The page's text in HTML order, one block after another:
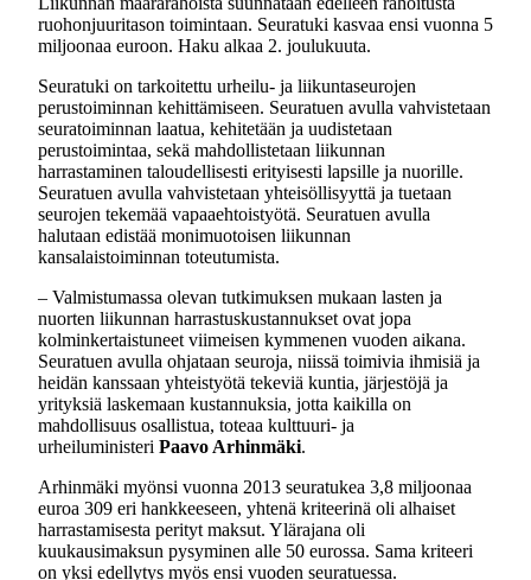
ruohonjuuritason toimintaan. Seuratuki kasvaa ensi vuonna 5
miljoonaa euroon. Haku alkaa 2. joulukuuta.
Seuratuki on tarkoitettu urheilu- ja liikuntaseurojen
perustoiminnan kehittämiseen. Seuratuen avulla vahvistetaan
seuratoiminnan laatua, kehitetään ja uudistetaan
perustoimintaa, sekä mahdollistetaan liikunnan
harrastaminen taloudellisesti erityisesti lapsille ja nuorille.
Seuratuen avulla vahvistetaan yhteisöllisyyttä ja tuetaan
seurojen tekemää vapaaehtoistyötä. Seuratuen avulla
halutaan edistää monimuotoisen liikunnan
kansalaistoiminnan toteutumista.
– Valmistumassa olevan tutkimuksen mukaan lasten ja
nuorten liikunnan harrastuskustannukset ovat jopa
kolminkertaistuneet viimeisen kymmenen vuoden aikana.
Seuratuen avulla ohjataan seuroja, niissä toimivia ihmisiä ja
heidän kanssaan yhteistyötä tekeviä kuntia, järjestöjä ja
yrityksiä laskemaan kustannuksia, jotta kaikilla on
mahdollisuus osallistua, toteaa kulttuuri- ja
urheiluministeri Paavo Arhinmäki.
Arhinmäki myönsi vuonna 2013 seuratukea 3,8 miljoonaa
euroa 309 eri hankkeeseen, yhtenä kriteerinä oli alhaiset
harrastamisesta perityt maksut. Ylärajana oli
kuukausimaksun pysyminen alle 50 eurossa. Sama kriteeri
on yksi edellytys myös ensi vuoden seuratuessa.